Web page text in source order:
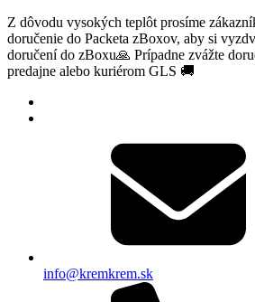
Z dôvodu vysokých teplôt prosíme
doručenie do Packeta zBoxov, aby si
doručení do zBoxu🙏 Prípadne zvážte
predajne alebo kuriérom GLS 🚚
info@kremkrem.sk